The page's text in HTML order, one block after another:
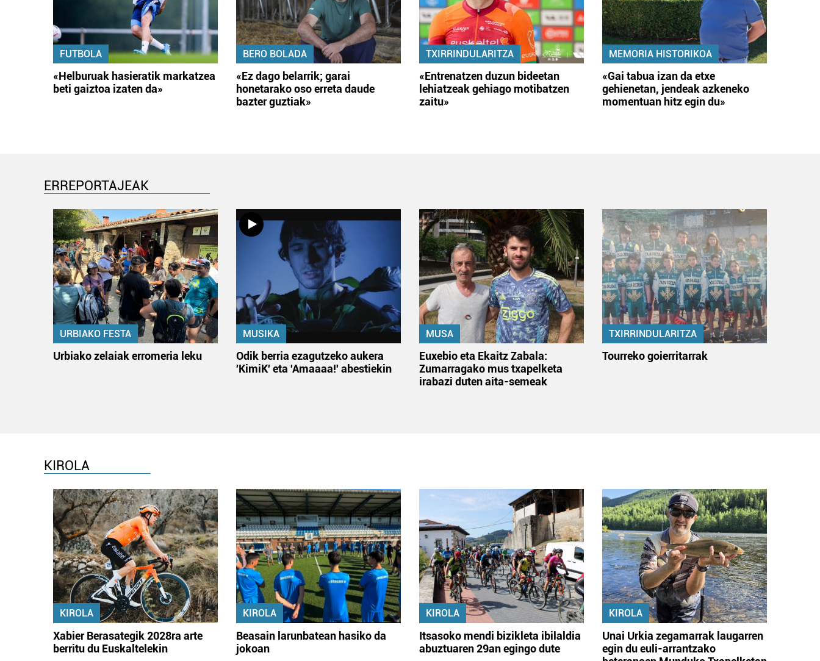
FUTBOLA
«Helburuak hasieratik markatzea
beti gaiztoa izaten da»
BERO BOLADA
«Ez dago belarrik; garai
honetarako oso erreta daude
bazter guztiak»
TXIRRINDULARITZA
«Entrenatzen duzun bideetan
lehiatzeak gehiago motibatzen
zaitu»
MEMORIA HISTORIKOA
«Gai tabua izan da etxe
gehienetan, jendeak azkeneko
momentuan hitz egin du»
ERREPORTAJEAK
URBIAKO FESTA
Urbiako zelaiak erromeria leku
MUSIKA
Odik berria ezagutzeko aukera
'KimiK' eta 'Amaaaa!' abestiekin
MUSA
Euxebio eta Ekaitz Zabala:
Zumarragako mus txapelketa
irabazi duten aita-semeak
TXIRRINDULARITZA
Tourreko goierritarrak
KIROLA
KIROLA
Xabier Berasategik 2028ra arte
berritu du Euskaltelekin
KIROLA
Beasain larunbatean hasiko da
jokoan
KIROLA
Itsasoko mendi bizikleta ibilaldia
abuztuaren 29an egingo dute
KIROLA
Unai Urkia zegamarrak laugarren
egin du euli-arrantzako